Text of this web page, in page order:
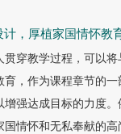
计，厚植家国情怀教
贯穿教学过程，可以
育，作为课程章节的
增强达成目标的力度
国情怀和无私奉献的